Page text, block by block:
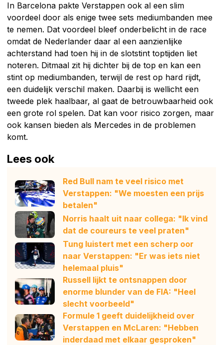
In Barcelona pakte Verstappen ook al een slim
voordeel door als enige twee sets mediumbanden mee
te nemen. Dat voordeel bleef onderbelicht in de race
omdat de Nederlander daar al een aanzienlijke
achterstand had toen hij in de slotstint toptijden liet
noteren. Ditmaal zit hij dichter bij de top en kan een
stint op mediumbanden, terwijl de rest op hard rijdt,
een duidelijk verschil maken. Daarbij is wellicht een
tweede plek haalbaar, al gaat de betrouwbaarheid ook
een grote rol spelen. Dat kan voor risico zorgen, maar
ook kansen bieden als Mercedes in de problemen
komt.
Lees ook
Red Bull nam te veel risico met
Verstappen: "We moesten een prijs
betalen"
Norris haalt uit naar collega: "Ik vind
dat de coureurs te veel praten"
Tung luistert met een scherp oor
naar Verstappen: "Er was iets niet
helemaal pluis"
Russell lijkt te ontsnappen door
enorme blunder van de FIA: "Heel
slecht voorbeeld"
Formule 1 geeft duidelijkheid over
Verstappen en McLaren: "Hebben
inderdaad met elkaar gesproken"